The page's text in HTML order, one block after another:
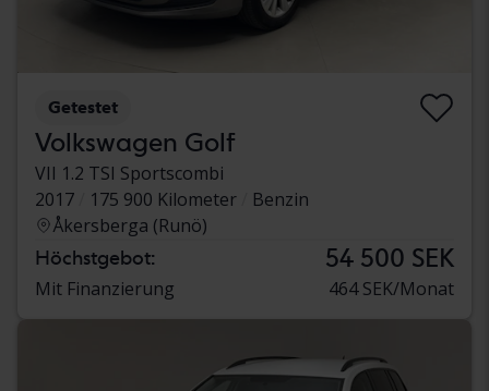
Getestet
Volkswagen Golf
VII 1.2 TSI Sportscombi
2017
175 900 Kilometer
Benzin
Åkersberga (Runö)
Höchstgebot: 54 500 SEK
Mit Finanzierung 464 SEK/Monat